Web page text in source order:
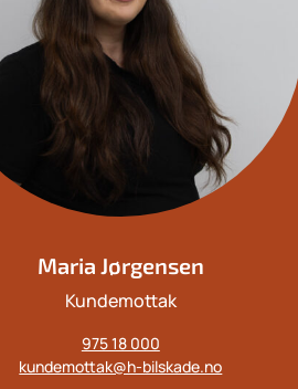
Maria Jørgensen
Kundemottak
Mobil:
975 18 000
E-
kundemottak@h-bilskade.no